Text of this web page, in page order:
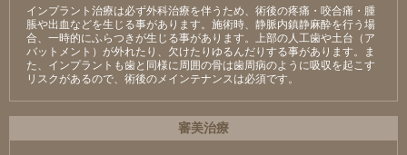
インプラント治療は必ず外科治療を伴うため、術後の疼痛・咬合痛・腫
脹や出血などを生じる事があります。施術時、静脈内鎮静麻酔を行う場
合、一時的にふらつきが生じる事があります。上部の人工歯や土台（ア
バットメント）が外れたり、欠けたりゆるんだりする事があります。ま
た、インプラントも歯と同様に周囲の骨は歯周病のように吸収を起こす
リスクがあるので、術後のメインテナンスは必須です。
審美治療